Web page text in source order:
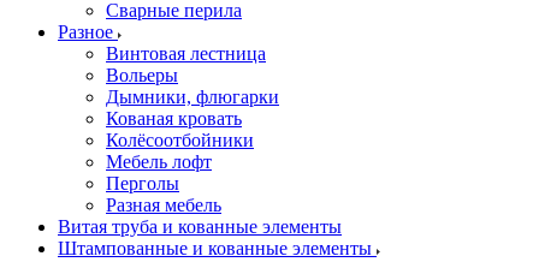
Сварные перила
Разное
Винтовая лестница
Вольеры
Дымники, флюгарки
Кованая кровать
Колёсоотбойники
Мебель лофт
Перголы
Разная мебель
Витая труба и кованные элементы
Штампованные и кованные элементы